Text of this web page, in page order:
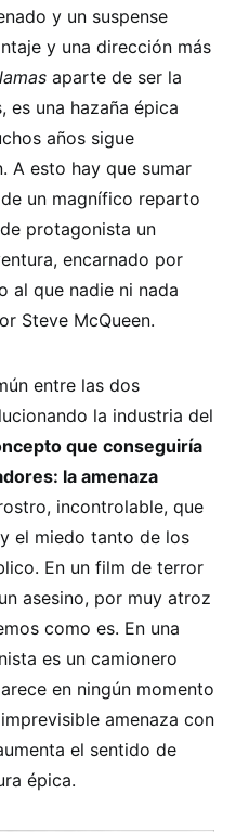
y un suspense
y una dirección más
aparte de ser la
es una hazaña épica
años sigue
A esto hay que sumar
un magnífico reparto
protagonista un
encarnado por
al que nadie ni nada
Steve McQueen.
entre las dos
la industria del
que conseguiría
la amenaza
incontrolable, que
el miedo tanto de los
En un film de terror
asesino, por muy atroz
como es. En una
es un camionero
en ningún momento
amenaza con
el sentido de
épica.